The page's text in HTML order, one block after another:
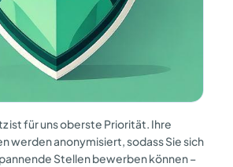
ist für unsoberste Priorität. Ihre
werden anonymisiert, sodass Sie sich
Stellen bewerbenkönnen –